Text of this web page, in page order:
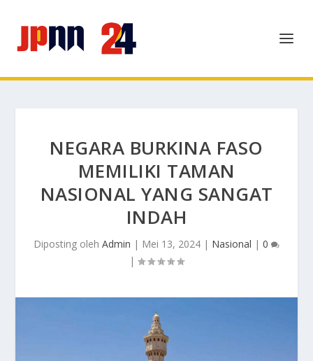
NEGARA BURKINA FASO
MEMILIKI TAMAN
NASIONAL YANG SANGAT
INDAH
Diposting oleh Admin | Mei 13, 2024 | Nasional | 0
|